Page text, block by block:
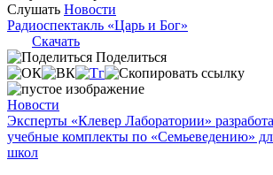
Слушать Новости
Радиоспектакль «Царь и Бог»
Скачать
Поделиться
Новости
Эксперты «Клевер Лаборатории»
учебные комплекты по «Семьеведению»
школ